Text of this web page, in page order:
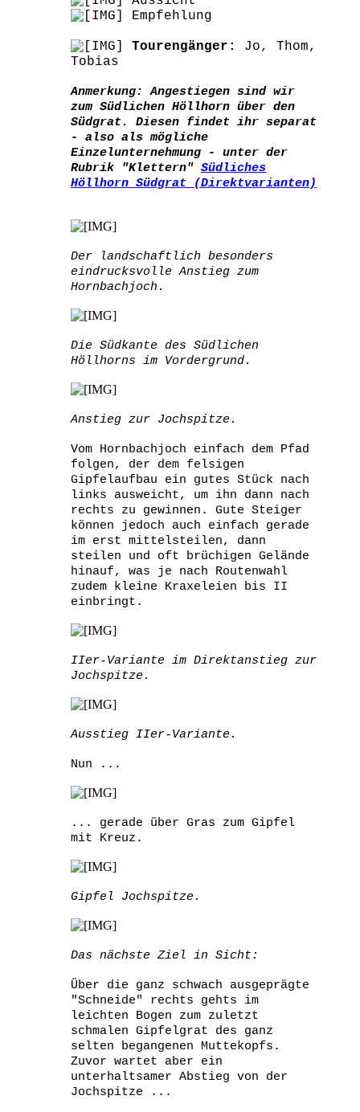
Empfehlung
Tourengänger: Jo, Thom,
Tobias
Anmerkung: Angestiegen sind wir
zum Südlichen Höllhorn über den
Südgrat. Diesen findet ihr separat
- also als mögliche
Einzelunternehmung - unter der
Rubrik "Klettern" Südliches
Höllhorn Südgrat (Direktvarianten)
Der landschaftlich besonders
eindrucksvolle Anstieg zum
Hornbachjoch.
Die Südkante des Südlichen
Höllhorns im Vordergrund.
Anstieg zur Jochspitze.
Vom Hornbachjoch einfach dem Pfad
folgen, der dem felsigen
Gipfelaufbau ein gutes Stück nach
links ausweicht, um ihn dann nach
rechts zu gewinnen. Gute Steiger
können jedoch auch einfach gerade
im erst mittelsteilen, dann
steilen und oft brüchigen Gelände
hinauf, was je nach Routenwahl
zudem kleine Kraxeleien bis II
einbringt.
IIer-Variante im Direktanstieg zur
Jochspitze.
Ausstieg IIer-Variante.
Nun ...
... gerade über Gras zum Gipfel
mit Kreuz.
Gipfel Jochspitze.
Das nächste Ziel in Sicht:
Über die ganz schwach ausgeprägte
"Schneide" rechts gehts im
leichten Bogen zum zuletzt
schmalen Gipfelgrat des ganz
selten begangenen Muttekopfs.
Zuvor wartet aber ein
unterhaltsamer Abstieg von der
Jochspitze ...